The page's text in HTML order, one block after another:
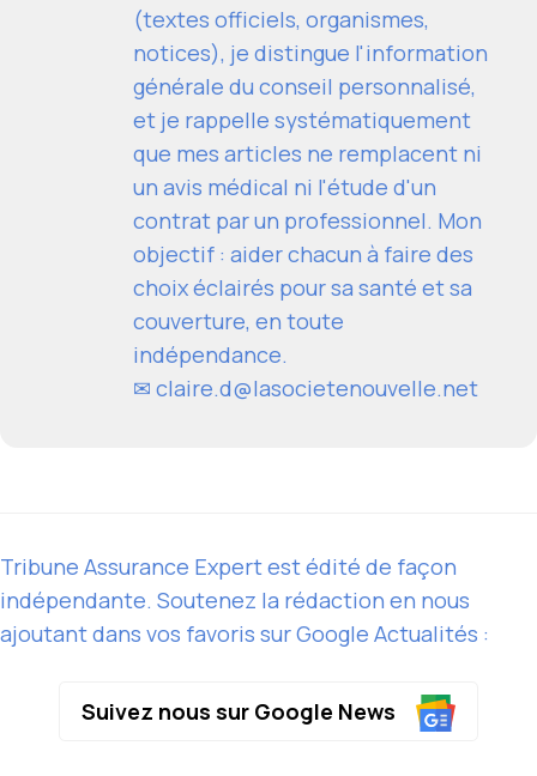
(textes officiels, organismes,
notices), je distingue l'information
générale du conseil personnalisé,
et je rappelle systématiquement
que mes articles ne remplacent ni
un avis médical ni l'étude d'un
contrat par un professionnel. Mon
objectif : aider chacun à faire des
choix éclairés pour sa santé et sa
couverture, en toute
indépendance.
✉ claire.d@lasocietenouvelle.net
Tribune Assurance Expert est édité de façon
indépendante. Soutenez la rédaction en nous
ajoutant dans vos favoris sur Google Actualités :
Suivez nous sur Google News